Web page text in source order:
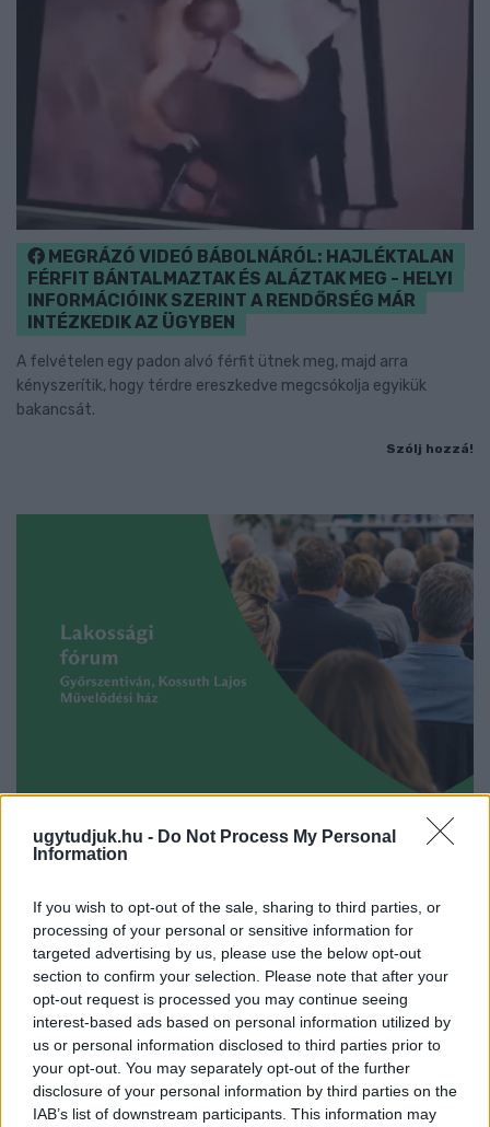
ugytudjuk.hu - Do Not Process My Personal
Information
If you wish to opt-out of the sale, sharing to third parties, or
processing of your personal or sensitive information for
targeted advertising by us, please use the below opt-out
section to confirm your selection. Please note that after your
opt-out request is processed you may continue seeing
interest-based ads based on personal information utilized by
us or personal information disclosed to third parties prior to
your opt-out. You may separately opt-out of the further
disclosure of your personal information by third parties on the
IAB’s list of downstream participants. This information may
MEGRÁZÓ VIDEÓ BÁBOLNÁRÓL: HAJLÉKTALAN
FÉRFIT BÁNTALMAZTAK ÉS ALÁZTAK MEG - HELYI
INFORMÁCIÓINK SZERINT A RENDŐRSÉG MÁR
INTÉZKEDIK AZ ÜGYBEN
A felvételen egy padon alvó férfit ütnek meg, majd arra
kényszerítik, hogy térdre ereszkedve megcsókolja egyikük
bakancsát.
Szólj hozzá!
LAKOSSÁGI FÓRUMON MUTATJÁK BE A
Augusztus 6-án a beruházás ütemezéséről és az új kerékpárút
építéséről is tájékoztatják az érdeklődőket.
Szólj hozzá!